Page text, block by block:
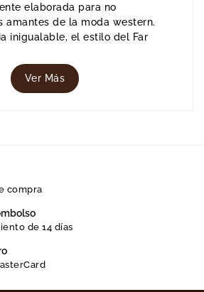
elaborada para no
amantes de la moda western.
inigualable, el estilo del Far
amplia selección con nuestra
ropa vaquera para hombres.
camisetas, chaquetas,
para todas las estaciones:
otoño e incluso invierno. Y para
de ropa vaquera para
Ver Más
compra
de 14 días